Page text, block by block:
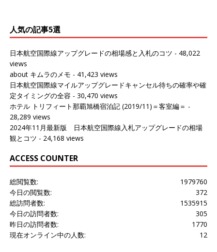
人気の記事5選
日本航空国際線アップグレードの相場感と入札のコツ - 48,022
views
about キムラのメモ - 41,423 views
日本航空国際線マイルアップグレードキャンセル待ちの確率や確
定タイミングの全容 - 30,470 views
ホテル トリフィート那覇旭橋宿泊記 (2019/11)＝客室編＝ -
28,289 views
2024年11月最新版 日本航空国際線入札アップグレードの相場
観とコツ - 24,168 views
ACCESS COUNTER
1979760
総閲覧数:
372
今日の閲覧数:
1535915
総訪問者数:
305
今日の訪問者数:
1770
昨日の訪問者数:
12
現在オンライン中の人数: